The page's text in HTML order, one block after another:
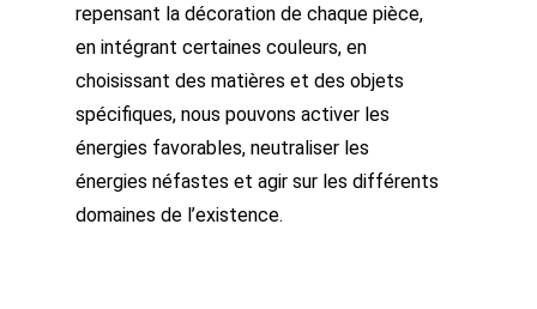
repensant la décoration de chaque pièce,
en intégrant certaines couleurs, en
choisissant des matières et des objets
spécifiques, nous pouvons activer les
énergies favorables, neutraliser les
énergies néfastes et agir sur les différents
domaines de l’existence.